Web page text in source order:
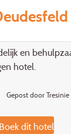
en
hotel.
Gepost door
Boek dit hotel